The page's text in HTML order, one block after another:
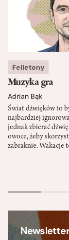
Felietony
Muzyka gra
Adrian Bąk
Świat dźwięków to
najbardziej
jednak zbierać
owoce, żeby
zabraknie. Wakacje